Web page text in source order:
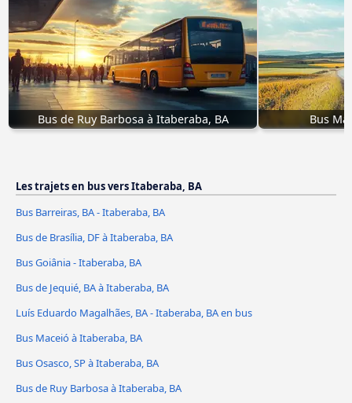
Bus de Ruy Barbosa à Itaberaba, BA Bus
Les trajets en bus vers Itaberaba, BA
Bus Barreiras, BA - Itaberaba, BA
Bus de Brasília, DF à Itaberaba, BA
Bus Goiânia - Itaberaba, BA
Bus de Jequié, BA à Itaberaba, BA
Luís Eduardo Magalhães, BA - Itaberaba, BA en bus
Bus Maceió à Itaberaba, BA
Bus Osasco, SP à Itaberaba, BA
Bus de Ruy Barbosa à Itaberaba, BA